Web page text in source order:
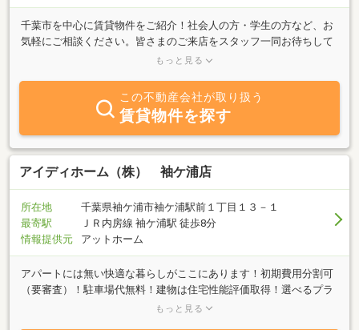
千葉市を中心に賃貸物件をご紹介！社会人の方・学生の方など、お
気軽にご相談ください。皆さまのご来店をスタッフ一同お待ちして
おります♪お気軽にフリーダイヤル【0120-18-2556】アイキョーホ
もっと見る
この不動産会社が取り扱う
賃貸物件を探す
アイディホーム（株） 袖ケ浦店
所在地
千葉県袖ケ浦市袖ケ浦駅前１丁目１３－１
最寄駅
ＪＲ内房線 袖ケ浦駅 徒歩8分
情報提供元
アットホーム
アパートには無い快適な暮らしがここにあります！初期費用分割可
（要審査）！駐車場代無料！建物は住宅性能評価取得！選べるプラ
ン400種類以上！≪等身大のモデルハウス2026年4月末完成予定！
もっと見る